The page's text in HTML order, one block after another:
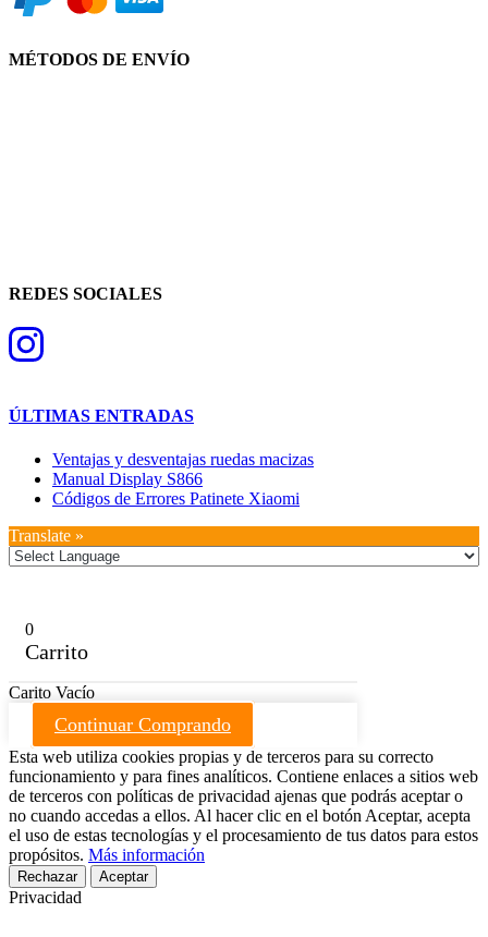
MÉTODOS DE ENVÍO
REDES SOCIALES
ÚLTIMAS ENTRADAS
Ventajas y desventajas ruedas macizas
Manual Display S866
Códigos de Errores Patinete Xiaomi
Translate »
0
Carrito
Carito Vacío
Continuar Comprando
Esta web utiliza cookies propias y de terceros para su correcto
funcionamiento y para fines analíticos. Contiene enlaces a sitios web
de terceros con políticas de privacidad ajenas que podrás aceptar o
no cuando accedas a ellos. Al hacer clic en el botón Aceptar, acepta
el uso de estas tecnologías y el procesamiento de tus datos para estos
propósitos. Más información
Rechazar Aceptar
Privacidad